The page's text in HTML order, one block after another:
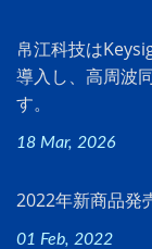
帛江科技は
導入し、高周波
す。
18 Mar, 2026
2022年新商品発
01 Feb, 2022